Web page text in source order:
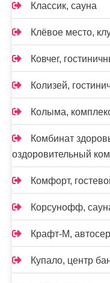
Классик, сауна
Клёвое место,
Ковчег,
Колизей,
Колыма,
Комбинат
оздоровительный
Комфорт,
Корсунофф,
Крафт-М,
Купало, центр